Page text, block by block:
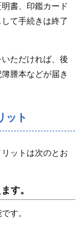
書、印鑑カード
て手続きは終了
ただければ、後
謄本などが届き
ット
ットは次のとお
す。
す。